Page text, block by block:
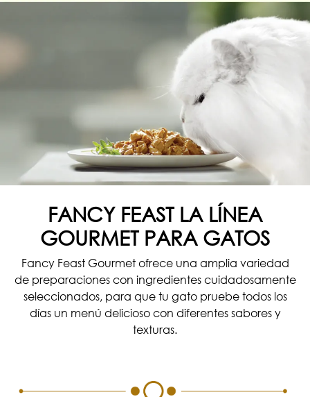
FANCY FEAST LA LÍNEA
GOURMET PARA GATOS
Fancy Feast Gourmet ofrece una amplia variedad
de preparaciones con ingredientes cuidadosamente
seleccionados, para que tu gato pruebe todos los
días un menú delicioso con diferentes sabores y
texturas.